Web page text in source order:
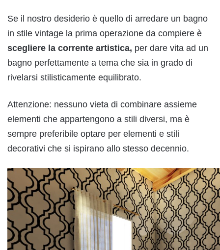
Se il nostro desiderio è quello di arredare un bagno
in stile vintage la prima operazione da compiere è
scegliere la corrente artistica, per dare vita ad un
bagno perfettamente a tema che sia in grado di
rivelarsi stilisticamente equilibrato.
Attenzione: nessuno vieta di combinare assieme
elementi che appartengono a stili diversi, ma è
sempre preferibile optare per elementi e stili
decorativi che si ispirano allo stesso decennio.